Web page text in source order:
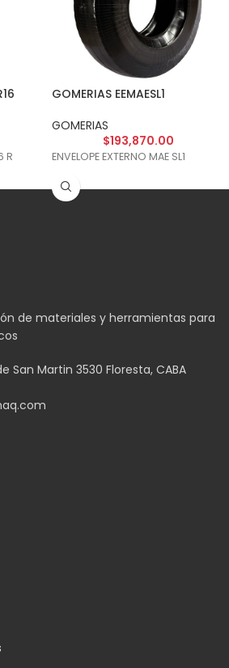
R
GOMERIAS EEMAESL1
GOMERIAS
$193,870.00
ENVELOPE EXTERNO MAE SL1
de materiales y herramientas para
San Martin 3530 Floresta, CABA